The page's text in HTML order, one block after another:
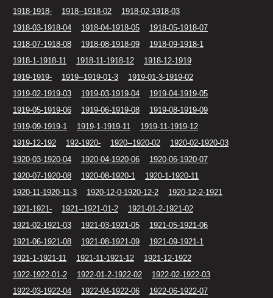
1918-1918-
1918--1918-02
1918-02-1918-03
1918-03-1918-04
1918-04-1918-05
1918-05-1918-07
1918-07-1918-08
1918-08-1918-09
1918-09-1918-1
1918-1-1918-11
1918-11-1918-12
1918-12-1919
1919-1919-
1919--1919-01-3
1919-01-3-1919-02
1919-02-1919-03
1919-03-1919-04
1919-04-1919-05
1919-05-1919-06
1919-06-1919-08
1919-08-1919-09
1919-09-1919-1
1919-1-1919-11
1919-11-1919-12
1919-12-192
192-1920- 1920--1920-02
1920-02-1920-03
1920-03-1920-04
1920-04-1920-06
1920-06-1920-07
1920-07-1920-08
1920-08-1920-1
1920-1-1920-11
1920-11-1920-11-3
1920-12-0-1920-12-2
1920-12-2-1921
1921-1921-
1921--1921-01-2
1921-01-2-1921-02
1921-02-1921-03
1921-03-1921-05
1921-05-1921-06
1921-06-1921-08
1921-08-1921-09
1921-09-1921-1
1921-1-1921-11
1921-11-1921-12
1921-12-1922
1922-1922-01-2
1922-01-2-1922-02
1922-02-1922-03
1922-03-1922-04
1922-04-1922-06
1922-06-1922-07